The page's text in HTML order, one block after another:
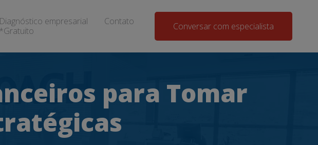
Diagnóstico empresarial
*Gratuito
Contato Conversar com especialista
para Tomar